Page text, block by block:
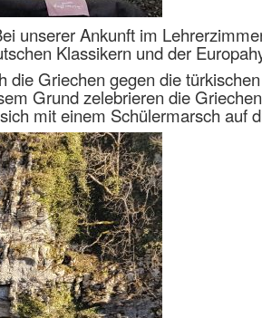
unserer Ankunft im
Klassikern und der
Griechen gegen die
Grund zelebrieren die
mit einem Schülermarsch auf